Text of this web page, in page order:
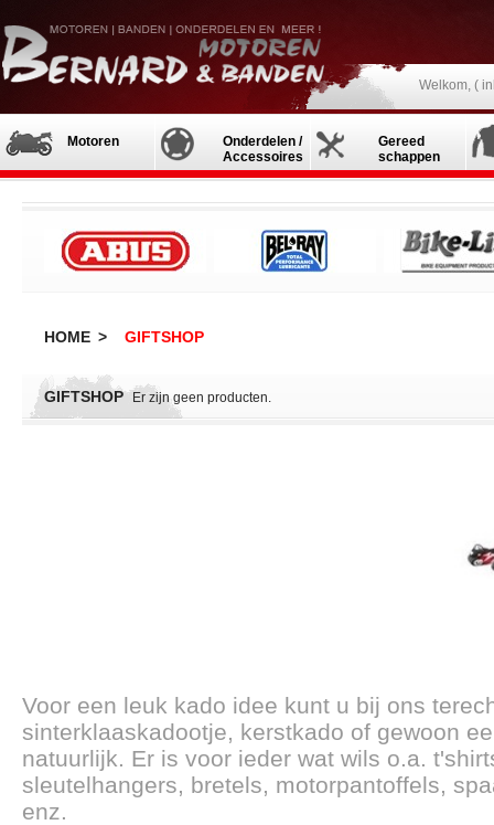
Welkom, (
Motoren
Onderdelen /
Accessoires
Gereed
schappen
HOME > GIFTSHOP
GIFTSHOP Er zijn geen producten.
Voor een leuk kado idee kunt u bij ons
sinterklaaskadootje, kerstkado of gewoon
natuurlijk. Er is voor ieder wat wils o.a.
sleutelhangers, bretels, motorpantoffels,
enz.